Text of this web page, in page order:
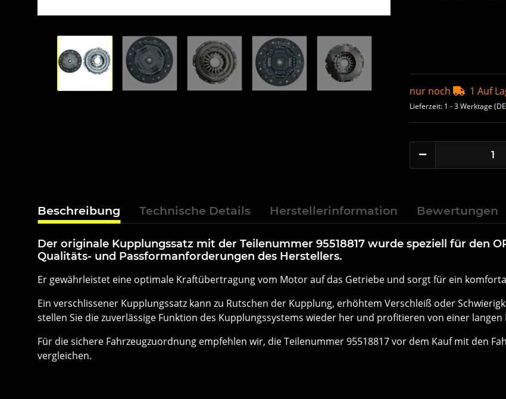
nur noch 1 Auf
Lieferzeit: 1 - 3 Werktage
Beschreibung Technische Details Herstellerinformation Bewertungen
Der originale Kupplungssatz mit der Teilenummer 95518817 wurde speziell für den
Qualitäts- und Passformanforderungen des Herstellers.
Er gewährleistet eine optimale Kraftübertragung vom Motor auf das Getriebe und sorgt für ein
Ein verschlissener Kupplungssatz kann zu Rutschen der Kupplung, erhöhtem Verschleiß oder
stellen Sie die zuverlässige Funktion des Kupplungssystems wieder her und profitieren von einer
Für die sichere Fahrzeugzuordnung empfehlen wir, die Teilenummer 95518817 vor dem Kauf mit den
vergleichen.